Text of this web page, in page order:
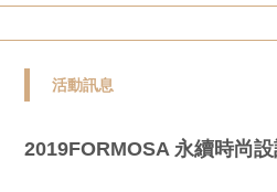
活動訊息
2019FORMOSA 永續時尚